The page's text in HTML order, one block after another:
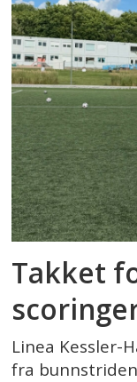
Takket
Linea Kessler-
fra